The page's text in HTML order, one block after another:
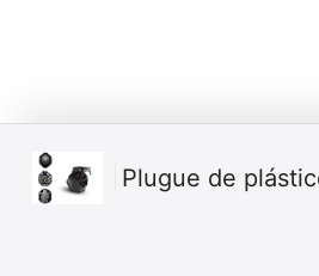
Plugue de